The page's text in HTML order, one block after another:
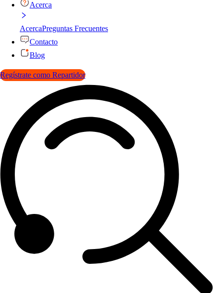
Acerca
AcercaPreguntas Frecuentes
Contacto
Blog
Regístrate como Repartidor